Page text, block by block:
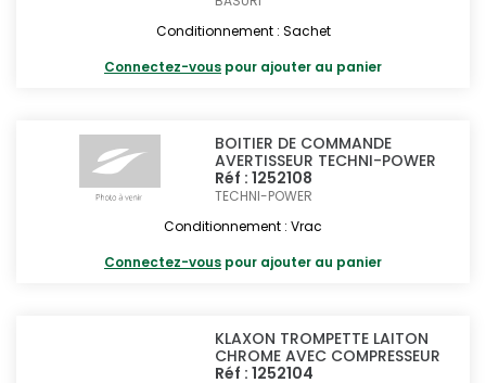
Conditionnement : Sachet
Connectez-vous pour ajouter au panier
BOITIER DE COMMANDE
AVERTISSEUR TECHNI-POWER
Réf : 1252108
TECHNI-POWER
Conditionnement : Vrac
Connectez-vous pour ajouter au panier
KLAXON TROMPETTE LAITON
CHROME AVEC COMPRESSEUR
Réf : 1252104